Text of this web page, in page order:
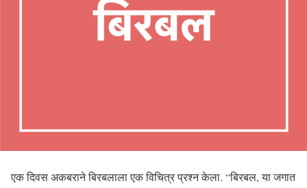
एक दिवस अकबराने बिरबलाला एक विचित्र प्रश्न केला. “बिरबल, या जगात